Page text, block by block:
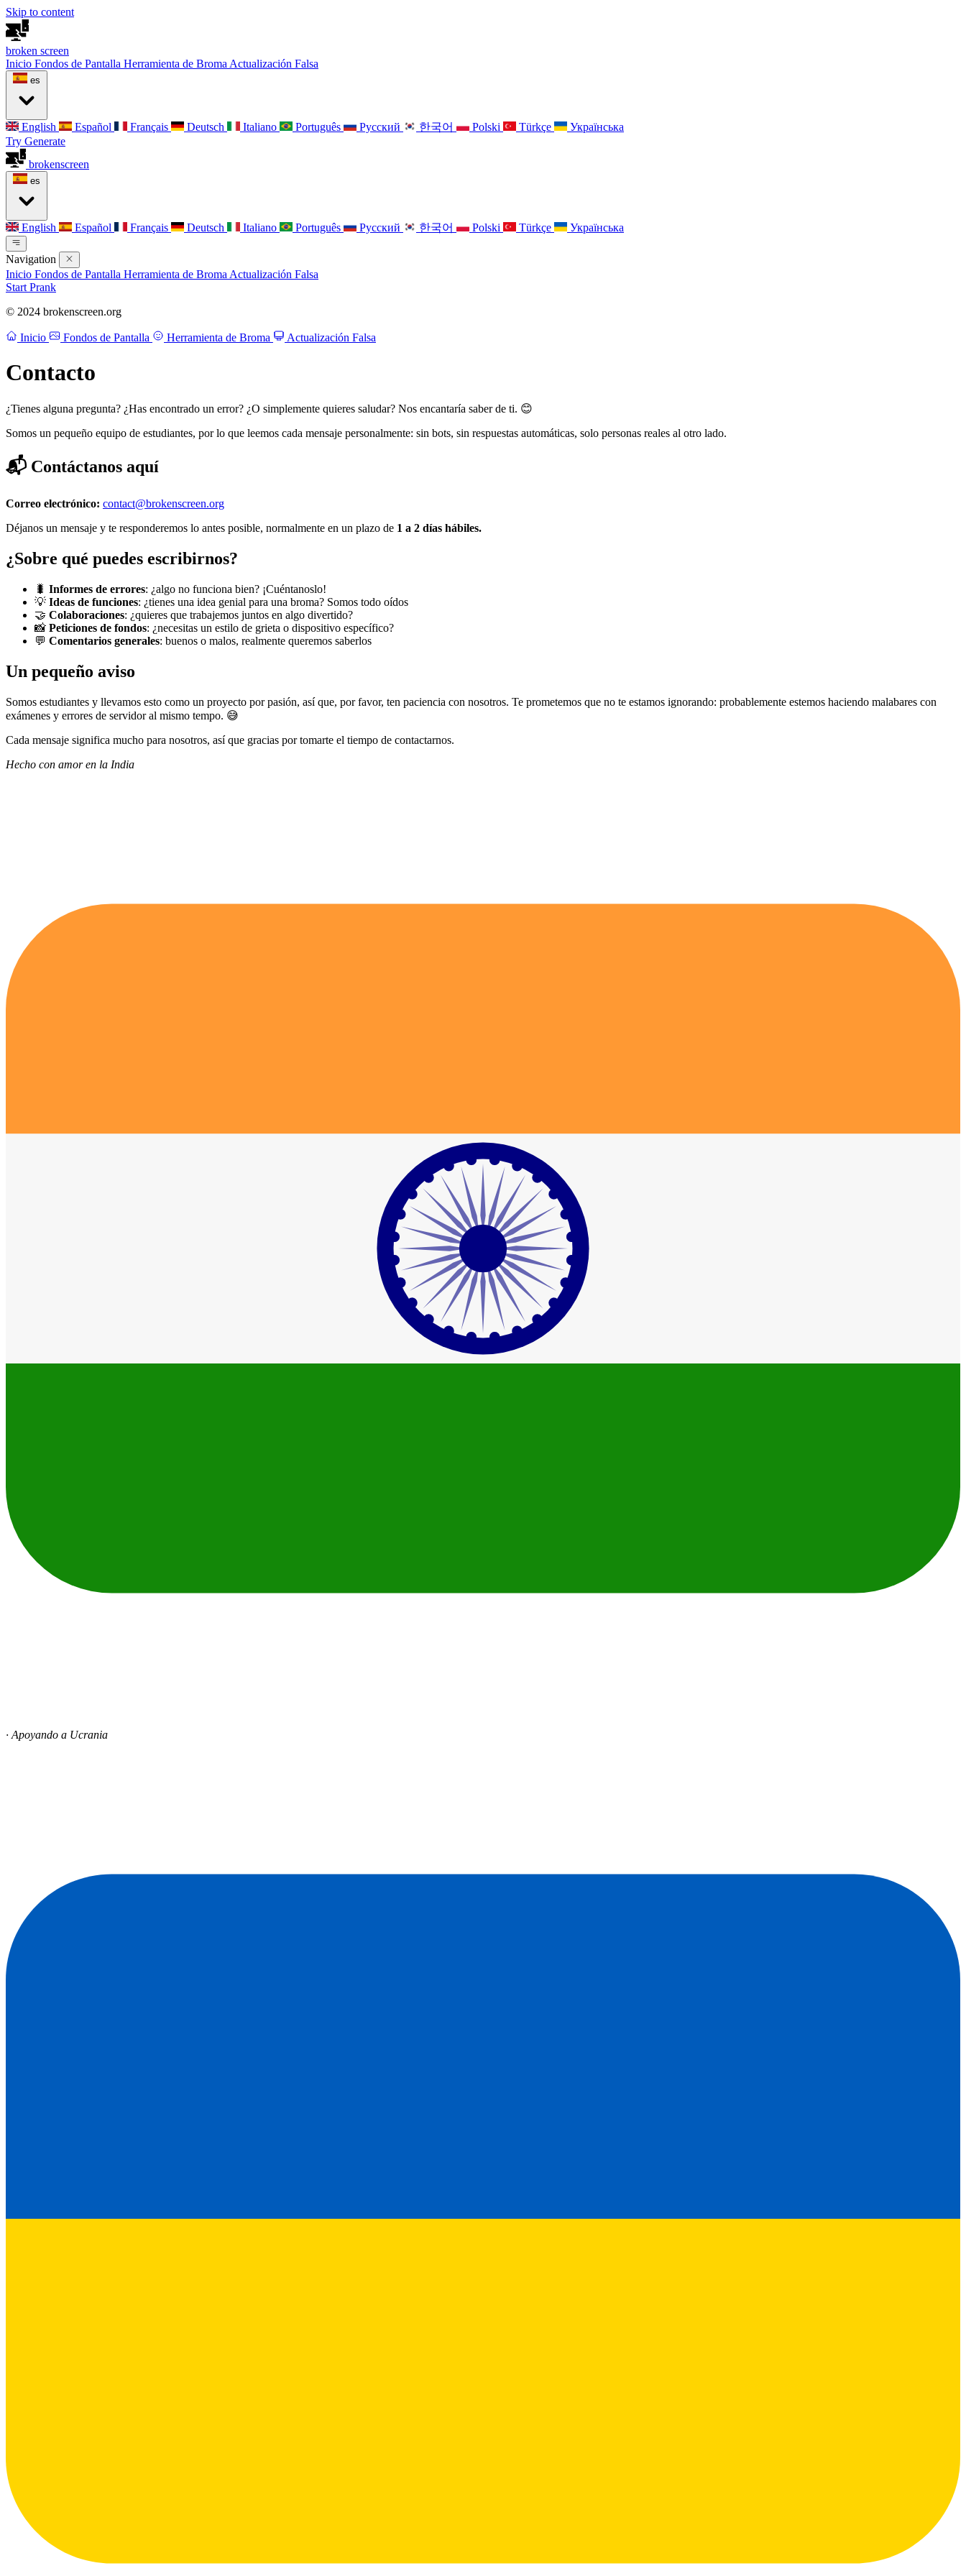
Skip to content
broken screen
Inicio Fondos de Pantalla Herramienta de Broma Actualización Falsa
es
English Español Français Deutsch Italiano Português Русский 한국어 Polski Türkçe
Українська
Try Generate
brokenscreen
es
English Español Français Deutsch Italiano Português Русский 한국어 Polski Türkçe Українська
Navigation
Inicio Fondos de Pantalla Herramienta de Broma Actualización Falsa
Start Prank
© 2024 brokenscreen.org
Inicio Fondos de Pantalla Herramienta de Broma Actualización Falsa
Contacto
¿Tienes alguna pregunta? ¿Has encontrado un error? ¿O simplemente quieres saludar? Nos encantaría saber de ti. 😊
Somos un pequeño equipo de estudiantes, por lo que leemos cada mensaje personalmente: sin bots, sin respuestas automáticas, solo personas reales al otro lado.
📬 Contáctanos aquí
Correo electrónico: contact@brokenscreen.org
Déjanos un mensaje y te responderemos lo antes posible, normalmente en un plazo de 1 a 2 días hábiles.
¿Sobre qué puedes escribirnos?
🐛 Informes de errores: ¿algo no funciona bien? ¡Cuéntanoslo!
💡 Ideas de funciones: ¿tienes una idea genial para una broma? Somos todo oídos
🤝 Colaboraciones: ¿quieres que trabajemos juntos en algo divertido?
📸 Peticiones de fondos: ¿necesitas un estilo de grieta o dispositivo específico?
💬 Comentarios generales: buenos o malos, realmente queremos saberlos
Un pequeño aviso
Somos estudiantes y llevamos esto como un proyecto por pasión, así que, por favor, ten paciencia con nosotros. Te prometemos que no te estamos ignorando: probablemente estemos haciendo malabares con
exámenes y errores de servidor al mismo tempo. 😅
Cada mensaje significa mucho para nosotros, así que gracias por tomarte el tiempo de contactarnos.
Hecho con amor en la India
· Apoyando a Ucrania